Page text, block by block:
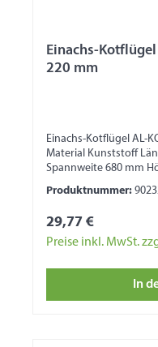
Einachs-
220 mm
Einachs-Kotflügel AL-
Material Kunststoff
Spannweite 680 mm
Bordwandbefestigung
Produktnummer:
29,77 €
Preise inkl. MwSt.
In